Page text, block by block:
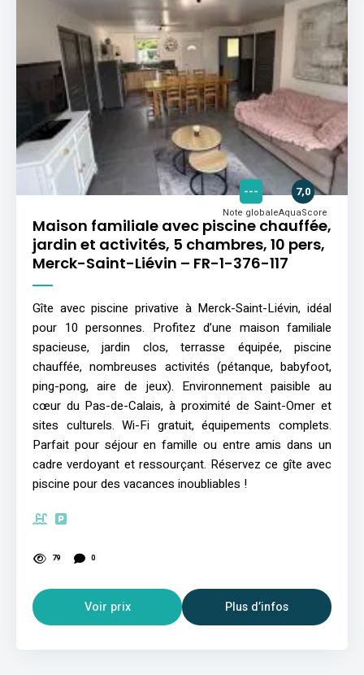
Maison familiale avec piscine chauffée,
jardin et activités, 5 chambres, 10 pers,
Merck-Saint-Liévin – FR-1-376-117
---
Note globale
7,0
AquaScore
Gîte avec piscine privative à Merck-Saint-Liévin, idéal
pour 10 personnes. Profitez d’une maison familiale
spacieuse, jardin clos, terrasse équipée, piscine
chauffée, nombreuses activités (pétanque, babyfoot,
ping-pong, aire de jeux). Environnement paisible au
cœur du Pas-de-Calais, à proximité de Saint-Omer et
sites culturels. Wi-Fi gratuit, équipements complets.
Parfait pour séjour en famille ou entre amis dans un
cadre verdoyant et ressourçant. Réservez ce gîte avec
piscine pour des vacances inoubliables !
79 0
Voir prix Plus d’infos